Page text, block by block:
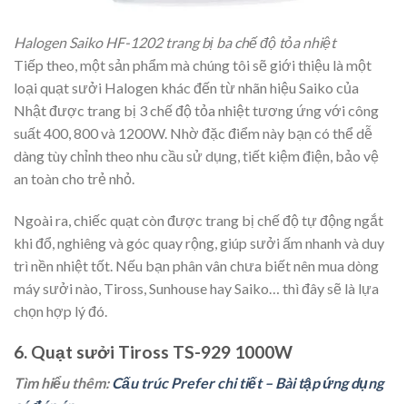
Halogen Saiko HF-1202 trang bị ba chế độ tỏa nhiệt
Tiếp theo, một sản phẩm mà chúng tôi sẽ giới thiệu là một
loại quạt sưởi Halogen khác đến từ nhãn hiệu Saiko của
Nhật được trang bị 3 chế độ tỏa nhiệt tương ứng với công
suất 400, 800 và 1200W. Nhờ đặc điểm này bạn có thể dễ
dàng tùy chỉnh theo nhu cầu sử dụng, tiết kiệm điện, bảo vệ
an toàn cho trẻ nhỏ.
Ngoài ra, chiếc quạt còn được trang bị chế độ tự động ngắt
khi đổ, nghiêng và góc quay rộng, giúp sưởi ấm nhanh và duy
trì nền nhiệt tốt. Nếu bạn phân vân chưa biết nên mua dòng
máy sưởi nào, Tiross, Sunhouse hay Saiko… thì đây sẽ là lựa
chọn hợp lý đó.
6. Quạt sưởi Tiross TS-929 1000W
Tìm hiểu thêm:Cấu trúc Prefer chi tiết – Bài tập ứng dụng